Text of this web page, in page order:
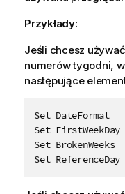
Przykłady:
Jeśli chcesz
numerów tygodni,
następujące
Set DateFormat
Set
Set
Set